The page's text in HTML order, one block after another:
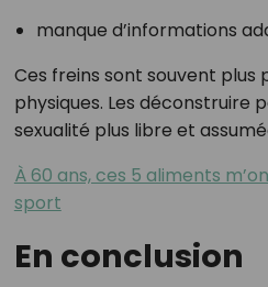
manque d’informations
Ces freins sont souvent plus
physiques. Les déconstruire
sexualité plus libre et
À 60 ans, ces 5 aliments
sport
En conclusion